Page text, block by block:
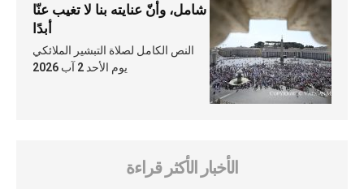
شامل، وأنّ عنايته بنا لا تغيب عنّا
أبدًا
النص الكامل لصلاة التبشير الملائكي
يوم الأحد 2 آب 2026
الأخبار الأكثر قراءة